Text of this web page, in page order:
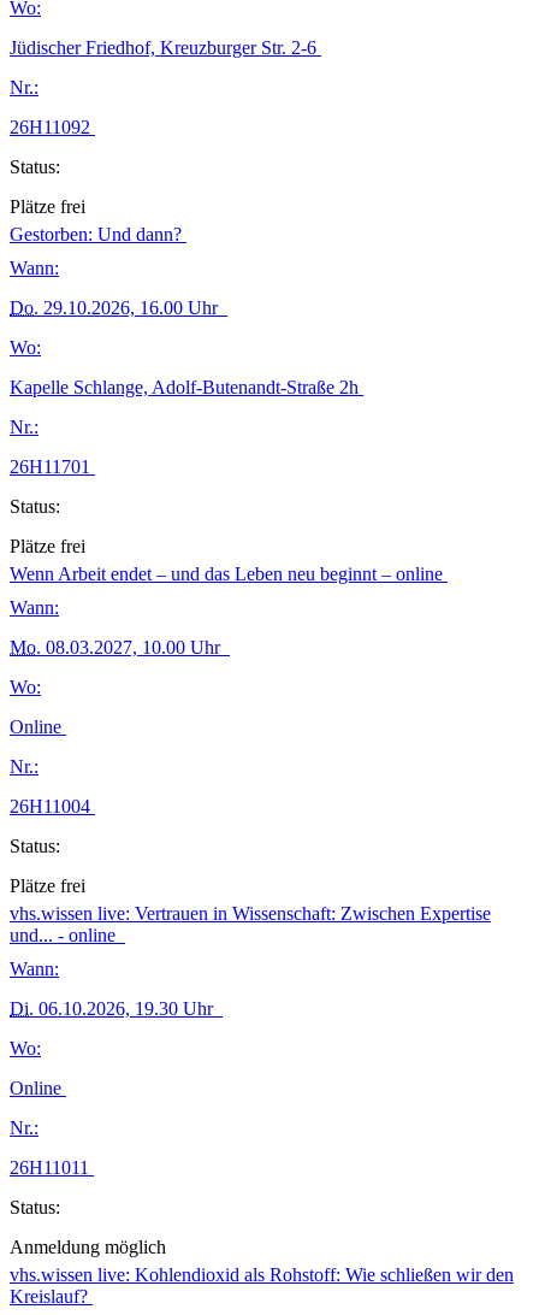
Wo:
Jüdischer Friedhof, Kreuzburger Str. 2-6
Nr.:
26H11092
Status:
Plätze frei
Gestorben: Und dann?
Wann:
Do. 29.10.2026, 16.00 Uhr
Wo:
Kapelle Schlange, Adolf-Butenandt-Straße 2h
Nr.:
26H11701
Status:
Plätze frei
Wenn Arbeit endet – und das Leben neu beginnt – online
Wann:
Mo. 08.03.2027, 10.00 Uhr
Wo:
Online
Nr.:
26H11004
Status:
Plätze frei
vhs.wissen live: Vertrauen in Wissenschaft: Zwischen Expertise
und... - online
Wann:
Di. 06.10.2026, 19.30 Uhr
Wo:
Online
Nr.:
26H11011
Status:
Anmeldung möglich
vhs.wissen live: Kohlendioxid als Rohstoff: Wie schließen wir den
Kreislauf?